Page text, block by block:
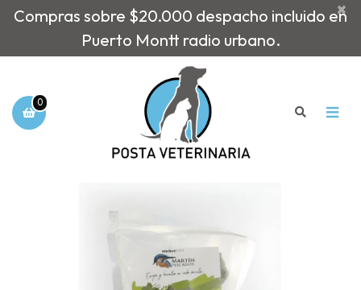
Compras sobre $20.000 despacho incluido en
Puerto Montt radio urbano.
×
0